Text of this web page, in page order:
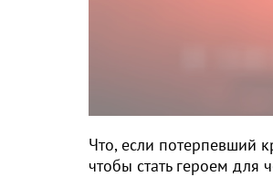
Что, если потерпевший
чтобы стать героем для